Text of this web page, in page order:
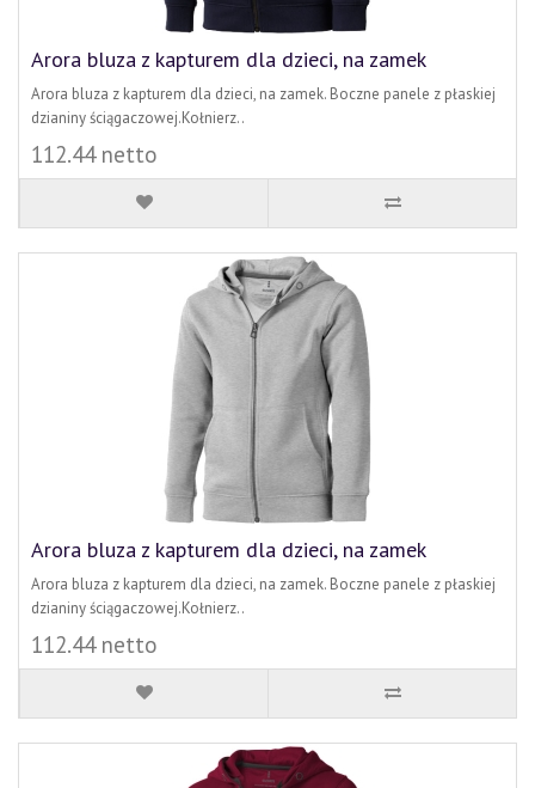
Arora bluza z kapturem dla dzieci, na zamek
Arora bluza z kapturem dla dzieci, na zamek. Boczne panele z płaskiej
dzianiny ściągaczowej.Kołnierz..
112.44 netto
Arora bluza z kapturem dla dzieci, na zamek
Arora bluza z kapturem dla dzieci, na zamek. Boczne panele z płaskiej
dzianiny ściągaczowej.Kołnierz..
112.44 netto